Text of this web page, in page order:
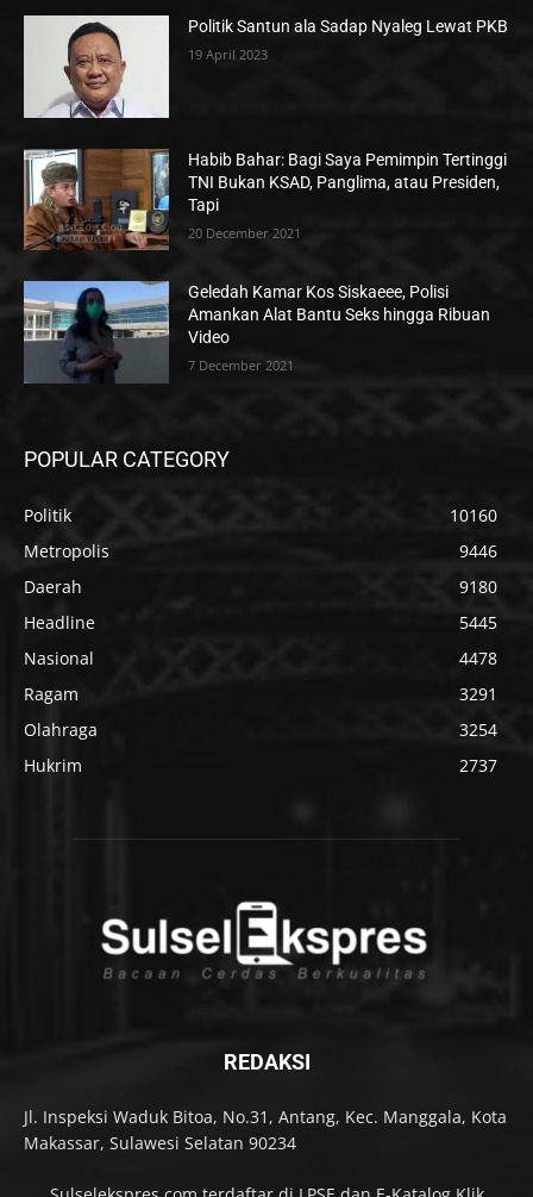
Politik Santun ala Sadap Nyaleg Lewat PKB
19 April 2023
Habib Bahar: Bagi Saya Pemimpin Tertinggi
TNI Bukan KSAD, Panglima, atau Presiden,
Tapi
20 December 2021
Geledah Kamar Kos Siskaeee, Polisi
Amankan Alat Bantu Seks hingga Ribuan
Video
7 December 2021
POPULAR CATEGORY
Politik
10160
Metropolis
9446
Daerah
9180
Headline
5445
Nasional
4478
Ragam
3291
Olahraga
3254
Hukrim
2737
REDAKSI
Jl. Inspeksi Waduk Bitoa, No.31, Antang, Kec. Manggala, Kota
Makassar, Sulawesi Selatan 90234